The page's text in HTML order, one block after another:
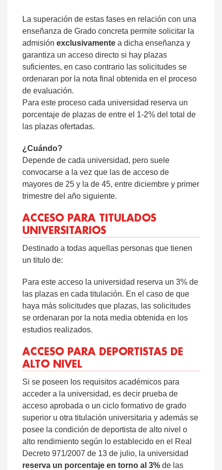
La superación de estas fases en relación con una
enseñanza de Grado concreta permite solicitar la
admisión exclusivamente a dicha enseñanza y
garantiza un acceso directo si hay plazas
suficientes, en caso contrario las solicitudes se
ordenaran por la nota final obtenida en el proceso
de evaluación.
Para este proceso cada universidad reserva un
porcentaje de plazas de entre el 1-2% del total de
las plazas ofertadas.
¿Cuándo?
Depende de cada universidad, pero suele
convocarse a la vez que las de acceso de
mayores de 25 y la de 45, entre diciembre y primer
trimestre del año siguiente.
ACCESO PARA TITULADOS
UNIVERSITARIOS
Destinado a todas aquellas personas que tienen
un titulo de:
Para este acceso la universidad reserva un 3% de
las plazas en cada titulación. En el caso de que
haya más solicitudes que plazas, las solicitudes
se ordenaran por la nota media obtenida en los
estudios realizados.
ACCESO PARA DEPORTISTAS DE
ALTO NIVEL
Si se poseen los requisitos académicos para
acceder a la universidad, es decir prueba de
acceso aprobada o un ciclo formativo de grado
superior u otra titulación universitaria y además se
posee la condición de deportista de alto nivel o
alto rendimiento según lo establecido en el Real
Decreto 971/2007 de 13 de julio, la universidad
reserva un porcentaje en torno al 3% de las